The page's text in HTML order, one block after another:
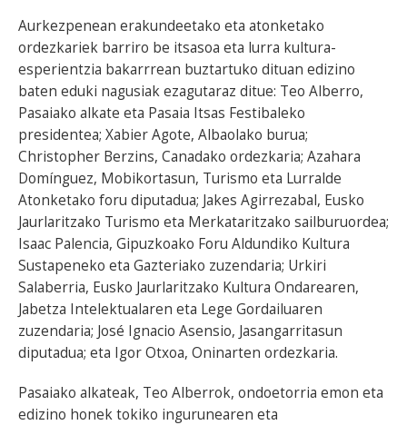
Aurkezpenean erakundeetako eta atonketako
ordezkariek barriro be itsasoa eta lurra kultura-
esperientzia bakarrrean buztartuko dituan edizino
baten eduki nagusiak ezagutaraz ditue: Teo Alberro,
Pasaiako alkate eta Pasaia Itsas Festibaleko
presidentea; Xabier Agote, Albaolako burua;
Christopher Berzins, Canadako ordezkaria; Azahara
Domínguez, Mobikortasun, Turismo eta Lurralde
Atonketako foru diputadua; Jakes Agirrezabal, Eusko
Jaurlaritzako Turismo eta Merkataritzako sailburuordea;
Isaac Palencia, Gipuzkoako Foru Aldundiko Kultura
Sustapeneko eta Gazteriako zuzendaria; Urkiri
Salaberria, Eusko Jaurlaritzako Kultura Ondarearen,
Jabetza Intelektualaren eta Lege Gordailuaren
zuzendaria; José Ignacio Asensio, Jasangarritasun
diputadua; eta Igor Otxoa, Oninarten ordezkaria.
Pasaiako alkateak, Teo Alberrok, ondoetorria emon eta
edizino honek tokiko ingurunearen eta